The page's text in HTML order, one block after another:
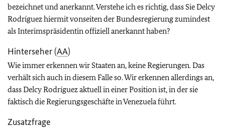
bezeichnet und anerkannt. Verstehe ich es richtig, dass Sie Delcy
Rodríguez hiermit vonseiten der Bundesregierung zumindest
als Interimspräsidentin offiziell anerkannt haben?
Hinterseher (AA)
Wie immer erkennen wir Staaten an, keine Regierungen. Das
verhält sich auch in diesem Falle so. Wir erkennen allerdings an,
dass Delcy Rodríguez aktuell in einer Position ist, in der sie
faktisch die Regierungsgeschäfte in Venezuela führt.
Zusatzfrage